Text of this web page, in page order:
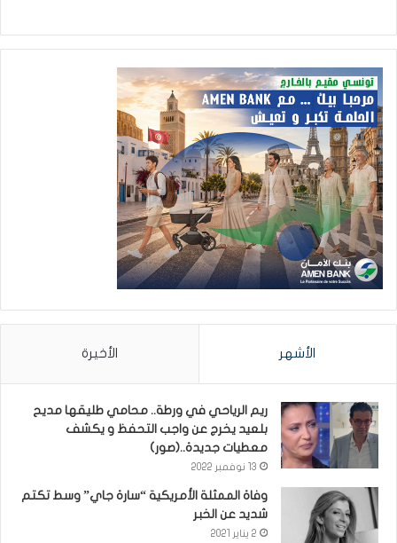
الأشهر الأخيرة
ريم الرياحي في ورطة.. محامي طليقها مديح
بلعيد يخرج عن واجب التحفظ و يكشف
معطيات جديدة..(صور)
13 نوفمبر 2022
وفاة الممثلة الأمريكية “سارة جاي” وسط تكتم
شديد عن الخبر
2 يناير 2021